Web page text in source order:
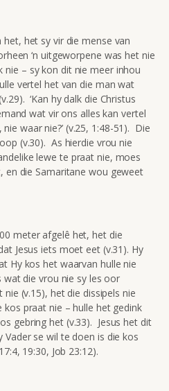
het sy vir die mense van
‘n uitgeworpene was het nie
– sy kon dit nie meer inhou
vertel het van die man wat
‘Kan hy dalk die Christus
wat vir ons alles kan vertel
waar nie?’ (v.25, 1:48-51). Die
(v.30). As hierdie vrou nie
lewe te praat nie, moes
en die Samaritane wou geweet
meter afgelê het, het die
Jesus iets moet eet (v.31). Hy
Hy kos het waarvan hulle nie
die vrou nie sy les oor
(v.15), het die dissipels nie
kos praat nie – hulle het gedink
gebring het (v.33). Jesus het dit
se wil te doen is die kos
19:30, Job 23:12).